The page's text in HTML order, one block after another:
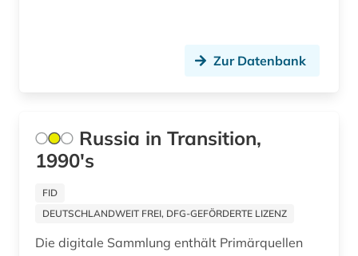
Zur Datenbank
Russia in Transition,
1990's
FID
DEUTSCHLANDWEIT FREI, DFG-GEFÖRDERTE LIZENZ
Die digitale Sammlung enthält Primärquellen